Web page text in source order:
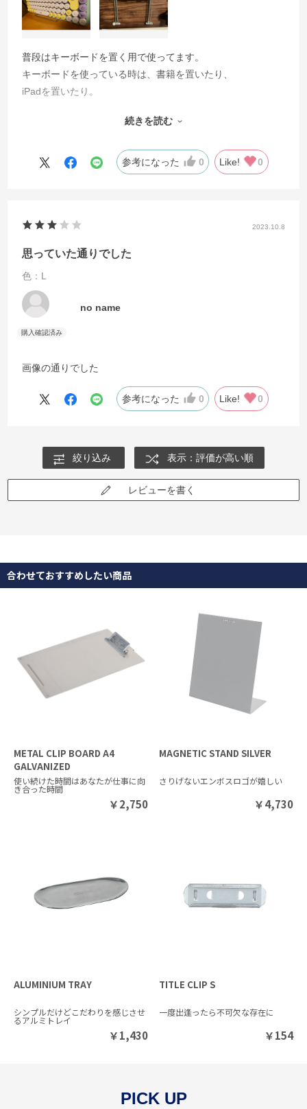
普段はキーボードを置く用で使ってます。
キーボードを使っている時は、書籍を置いたり、
iPadを置いたり。
使わない時は、フックにかけておけば場所も取らないのが素
続きを読む
参考になった 0 Like! 0
2023.10.8
思っていた通りでした
色：L
no name
画像の通りでした
参考になった 0 Like! 0
絞り込み 表示：評価が高い順
レビューを書く
合わせておすすめしたい商品
METAL CLIP BOARD A4
GALVANIZED
使い続けた時間はあなたが仕事に向
き合った時間
￥2,750
MAGNETIC STAND SILVER
さりげないエンボスロゴが嬉しい
￥4,730
ALUMINIUM TRAY
シンプルだけどこだわりを感じさせ
るアルミトレイ
￥1,430
TITLE CLIP S
一度出逢ったら不可欠な存在に
￥154
PICK UP